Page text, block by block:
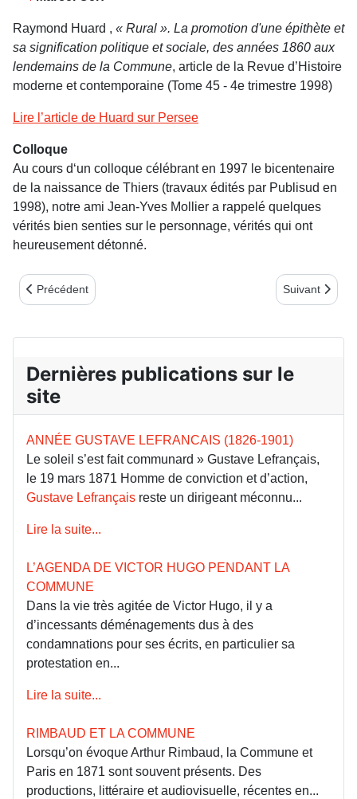
Raymond Huard , « Rural ». La promotion d'une épithète et
sa signification politique et sociale, des années 1860 aux
lendemains de la Commune, article de la Revue d’Histoire
moderne et contemporaine (Tome 45 - 4e trimestre 1998)
Lire l’article de Huard sur Persee
Colloque
Au cours d‘un colloque célébrant en 1997 le bicentenaire
de la naissance de Thiers (travaux édités par Publisud en
1998), notre ami Jean-Yves Mollier a rappelé quelques
vérités bien senties sur le personnage, vérités qui ont
heureusement détonné.
Article précédent : Notes de lecture 3e trimestre 1999
Précédent Article
Suivant
Dernières publications sur le
site
ANNÉE GUSTAVE LEFRANCAIS (1826-1901)
Le soleil s’est fait communard » Gustave Lefrançais,
le 19 mars 1871 Homme de conviction et d’action,
Gustave Lefrançais reste un dirigeant méconnu...
Lire la suite...
L’AGENDA DE VICTOR HUGO PENDANT LA
COMMUNE
Dans la vie très agitée de Victor Hugo, il y a
d’incessants déménagements dus à des
condamnations pour ses écrits, en particulier sa
protestation en...
Lire la suite...
RIMBAUD ET LA COMMUNE
Lorsqu’on évoque Arthur Rimbaud, la Commune et
Paris en 1871 sont souvent présents. Des
productions, littéraire et audiovisuelle, récentes en...